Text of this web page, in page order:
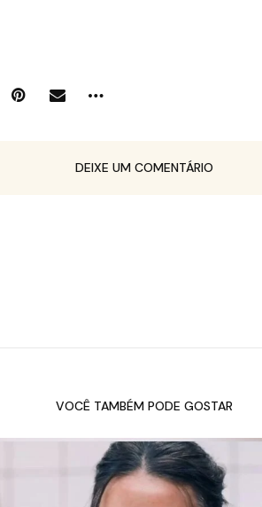
DEIXE UM COMENTÁRIO
VOCÊ TAMBÉM PODE GOSTAR